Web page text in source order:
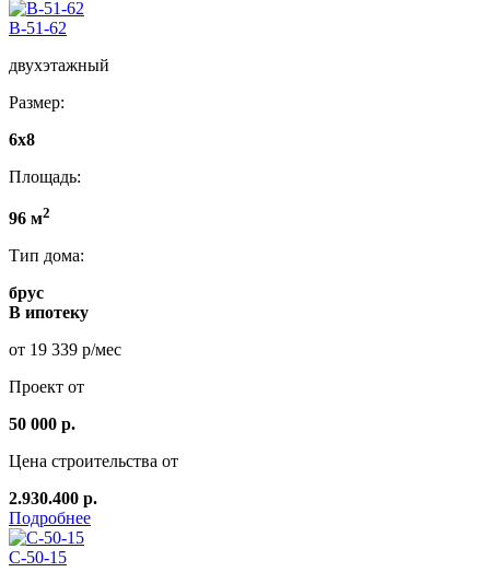
B-51-62
двухэтажный
Размер:
6х8
Площадь:
96 м2
Тип дома:
брус
В ипотеку
от 19 339 р/мес
Проект от
50 000 р.
Цена строительства от
2.930.400 р.
Подробнее
C-50-15